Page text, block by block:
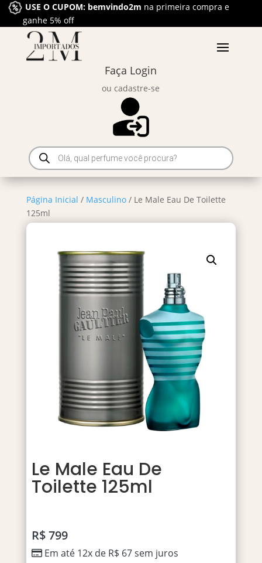
USE O CUPOM: bemvindo2m na primeira compra e
ganhe 5% off
Faça Login
ou cadastre-se
Pesquisar
produtos
Página Inicial / Masculino/ Le Male Eau De Toilette
125ml
Le Male Eau De
Toilette 125ml
R$799
Em até 12x de R$ 67sem juros